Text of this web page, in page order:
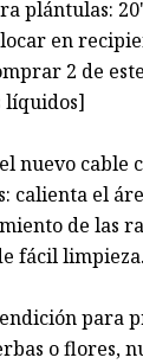
plántulas:
en
2 de
líquidos]
nuevo
el
de las
fácil limpieza.
para
o flores,